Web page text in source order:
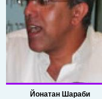
Йонатан Шараби